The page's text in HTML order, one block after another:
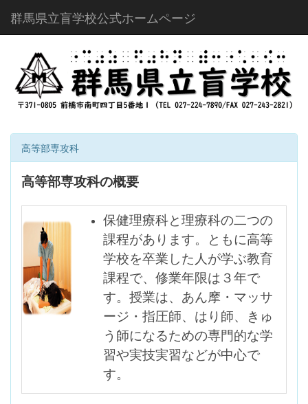
群馬県立盲学校公式ホームページ
高等部専攻科
高等部専攻科の概要
保健理療科と理療科の二つの
課程があります。ともに高等
学校を卒業した人が学ぶ教育
課程で、修業年限は３年で
す。授業は、あん摩・マッサ
ージ・指圧師、はり師、きゅ
う師になるための専門的な学
習や実技実習などが中心で
す。